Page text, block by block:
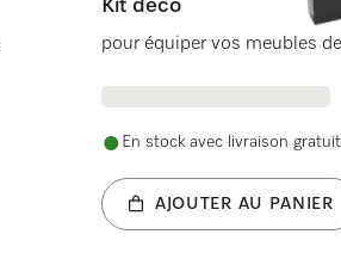
Kit déco
pour équiper vos meubles
En stock avec livraison
AJOUTER AU PANIER